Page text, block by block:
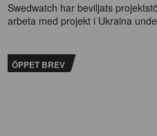
Swedwatch har beviljats
arbeta med projekt i Ukraina
ÖPPET BREV